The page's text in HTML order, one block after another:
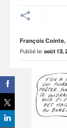
François Cointe,
Publié le: août 13,